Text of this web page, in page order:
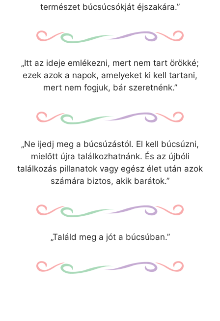
természet búcsúcsókját éjszakára.”
„Itt az ideje emlékezni, mert nem tart örökké;
ezek azok a napok, amelyeket ki kell tartani,
mert nem fogjuk, bár szeretnénk.”
„Ne ijedj meg a búcsúzástól. El kell búcsúzni,
mielőtt újra találkozhatnánk. És az újbóli
találkozás pillanatok vagy egész élet után azok
számára biztos, akik barátok.”
„Találd meg a jót a búcsúban.”